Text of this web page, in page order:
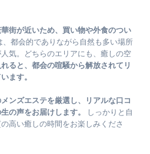
街が近いため、買い物や外食のつい
、都会的でありながら自然も多い場所
気。どちらのエリアにも、癒しの空
ると、都会の喧騒から解放されてリ
ます。
ンズエステを厳選し、リアルな口コ
の声をお届けします。
しっかりと自
高い癒しの時間をお楽しみくださ